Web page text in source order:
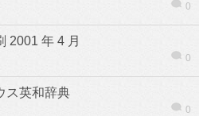
0
2001 年 4 月
0
ス英和辞典
0